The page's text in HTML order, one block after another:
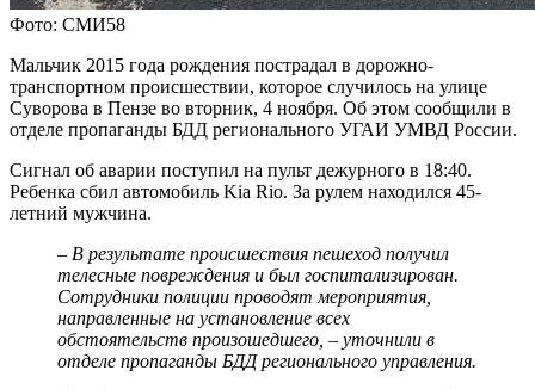
Фото: СМИ58
Мальчик 2015 года рождения пострадал в дорожно-
транспортном происшествии, которое случилось на улице
Суворова в Пензе во вторник, 4 ноября. Об этом сообщили в
отделе пропаганды БДД регионального УГАИ УМВД России.
Сигнал об аварии поступил на пульт дежурного в 18:40.
Ребенка сбил автомобиль Kia Rio. За рулем находился 45-
летний мужчина.
– В результате происшествия пешеход получил
телесные повреждения и был госпитализирован.
Сотрудники полиции проводят мероприятия,
направленные на установление всех
обстоятельств произошедшего, – уточнили в
отделе пропаганды БДД регионального управления.